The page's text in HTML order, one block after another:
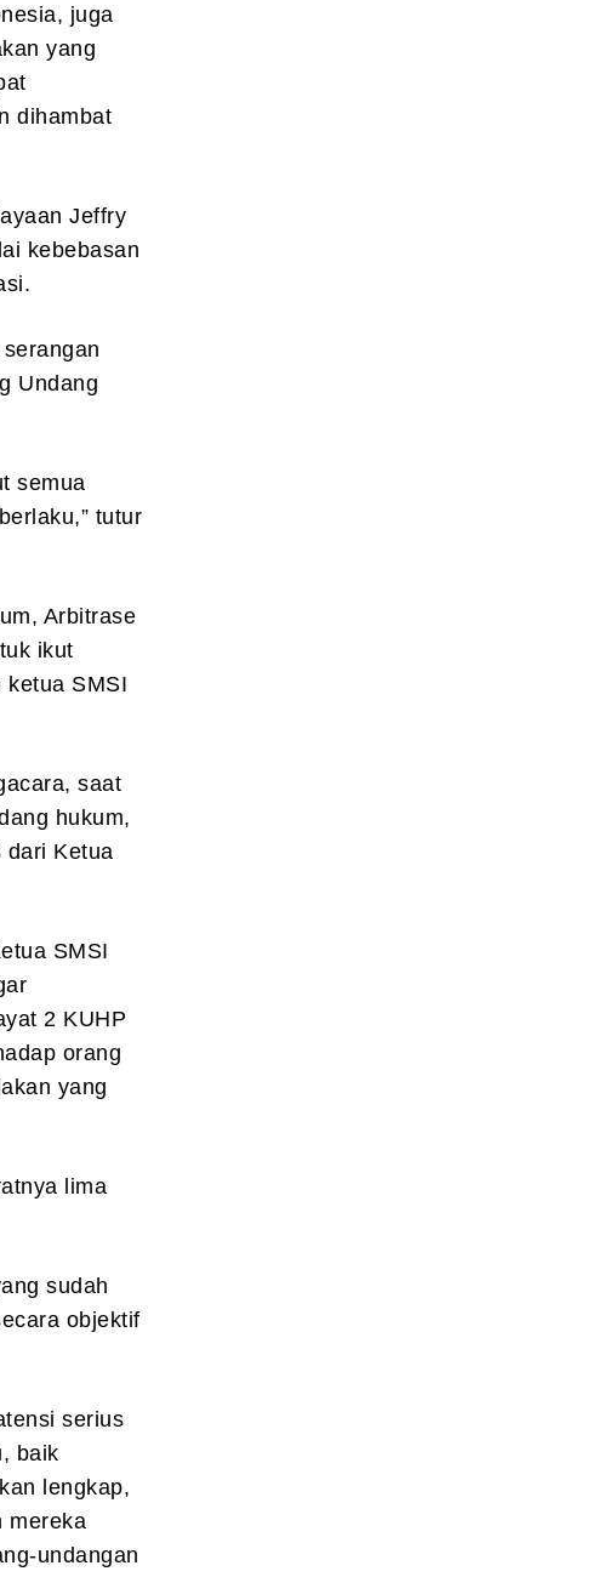
juga
yang
dihambat
Jeffry
kebebasan
Undang
semua
tutur
Arbitrase
ikut
ketua SMSI
saat
hukum,
dari Ketua
SMSI
2 KUHP
orang
yang
lima
sudah
objektif
serius
baik
lengkap,
mereka
undangan